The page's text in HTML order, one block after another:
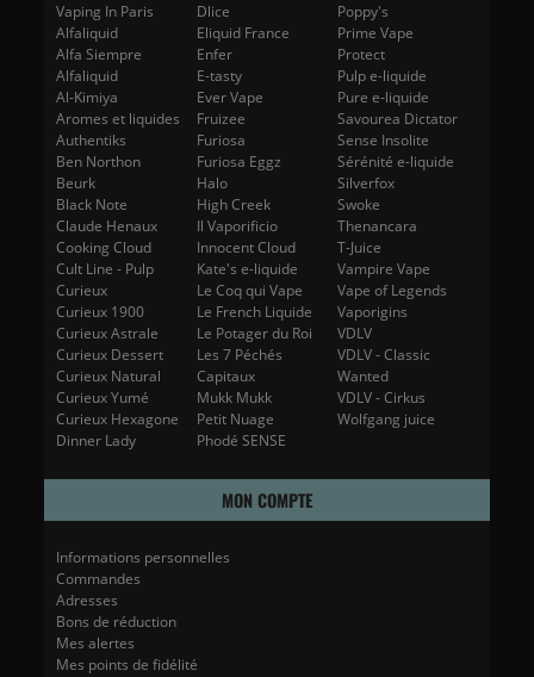
Vaping In Paris
Alfaliquid
Alfa Siempre
Alfaliquid
Al-Kimiya
Aromes et liquides
Authentiks
Ben Northon
Beurk
Black Note
Claude Henaux
Cooking Cloud
Cult Line - Pulp
Curieux
Curieux 1900
Curieux Astrale
Curieux Dessert
Curieux Natural
Curieux Yumé
Curieux Hexagone
Dinner Lady
Dlice
Eliquid France
Enfer
E-tasty
Ever Vape
Fruizee
Furiosa
Furiosa Eggz
Halo
High Creek
Il Vaporificio
Innocent Cloud
Kate's e-liquide
Le Coq qui Vape
Le French Liquide
Le Potager du Roi
Les 7 Péchés
Capitaux
Mukk Mukk
Petit Nuage
Phodé SENSE
Poppy's
Prime Vape
Protect
Pulp e-liquide
Pure e-liquide
Savourea Dictator
Sense Insolite
Sérénité e-liquide
Silverfox
Swoke
Thenancara
T-Juice
Vampire Vape
Vape of Legends
Vaporigins
VDLV
VDLV - Classic
Wanted
VDLV - Cirkus
Wolfgang juice
MON COMPTE
Informations personnelles
Commandes
Adresses
Bons de réduction
Mes alertes
Mes points de fidélité